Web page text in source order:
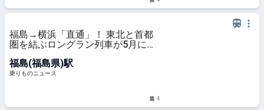
福島→横浜「直通」！ 東北と首都
圏を結ぶロングラン列車が5月に運
ものニュース
福島(福島県)駅
乗りものニュース
4